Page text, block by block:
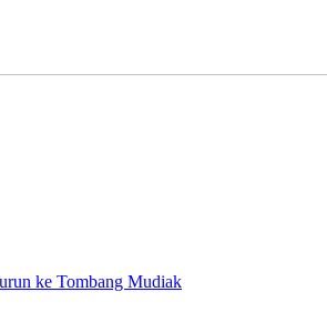
ke Tombang Mudiak